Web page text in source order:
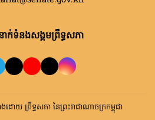
ក់ទំនងសង្គមព្រឹទ្ធសភា
ោយ ព្រឹទ្ធសភា នៃព្រះរាជាណាចក្រកម្ពុជា